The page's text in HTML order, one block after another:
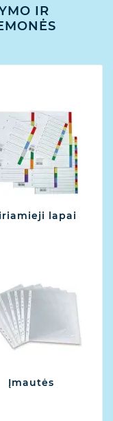
IR
lapai
Įmautės